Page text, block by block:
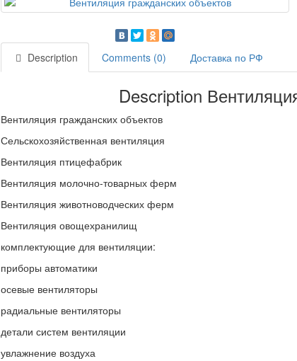
Description Comments (0) Доставка по РФ
Description
Вентиляция гражданских объектов
Сельскохозяйственная вентиляция
Вентиляция птицефабрик
Вентиляция молочно-товарных ферм
Вентиляция животноводческих ферм
Вентиляция овощехранилищ
комплектующие для вентиляции:
приборы автоматики
осевые вентиляторы
радиальные вентиляторы
детали систем вентиляции
увлажнение воздуха